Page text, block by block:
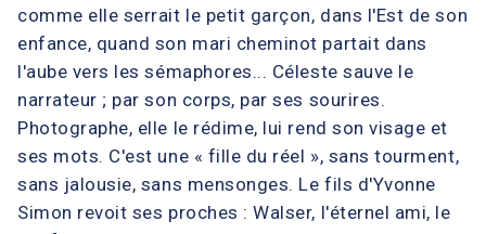
comme elle serrait le petit garçon, dans l'Est de son
enfance, quand son mari cheminot partait dans
l'aube vers les sémaphores... Céleste sauve le
narrateur ; par son corps, par ses sourires.
Photographe, elle le rédime, lui rend son visage et
ses mots. C'est une « fille du réel », sans tourment,
sans jalousie, sans mensonges. Le fils d'Yvonne
Simon revoit ses proches : Walser, l'éternel ami, le